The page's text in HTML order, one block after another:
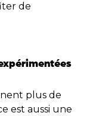
de
plus de
est aussi une